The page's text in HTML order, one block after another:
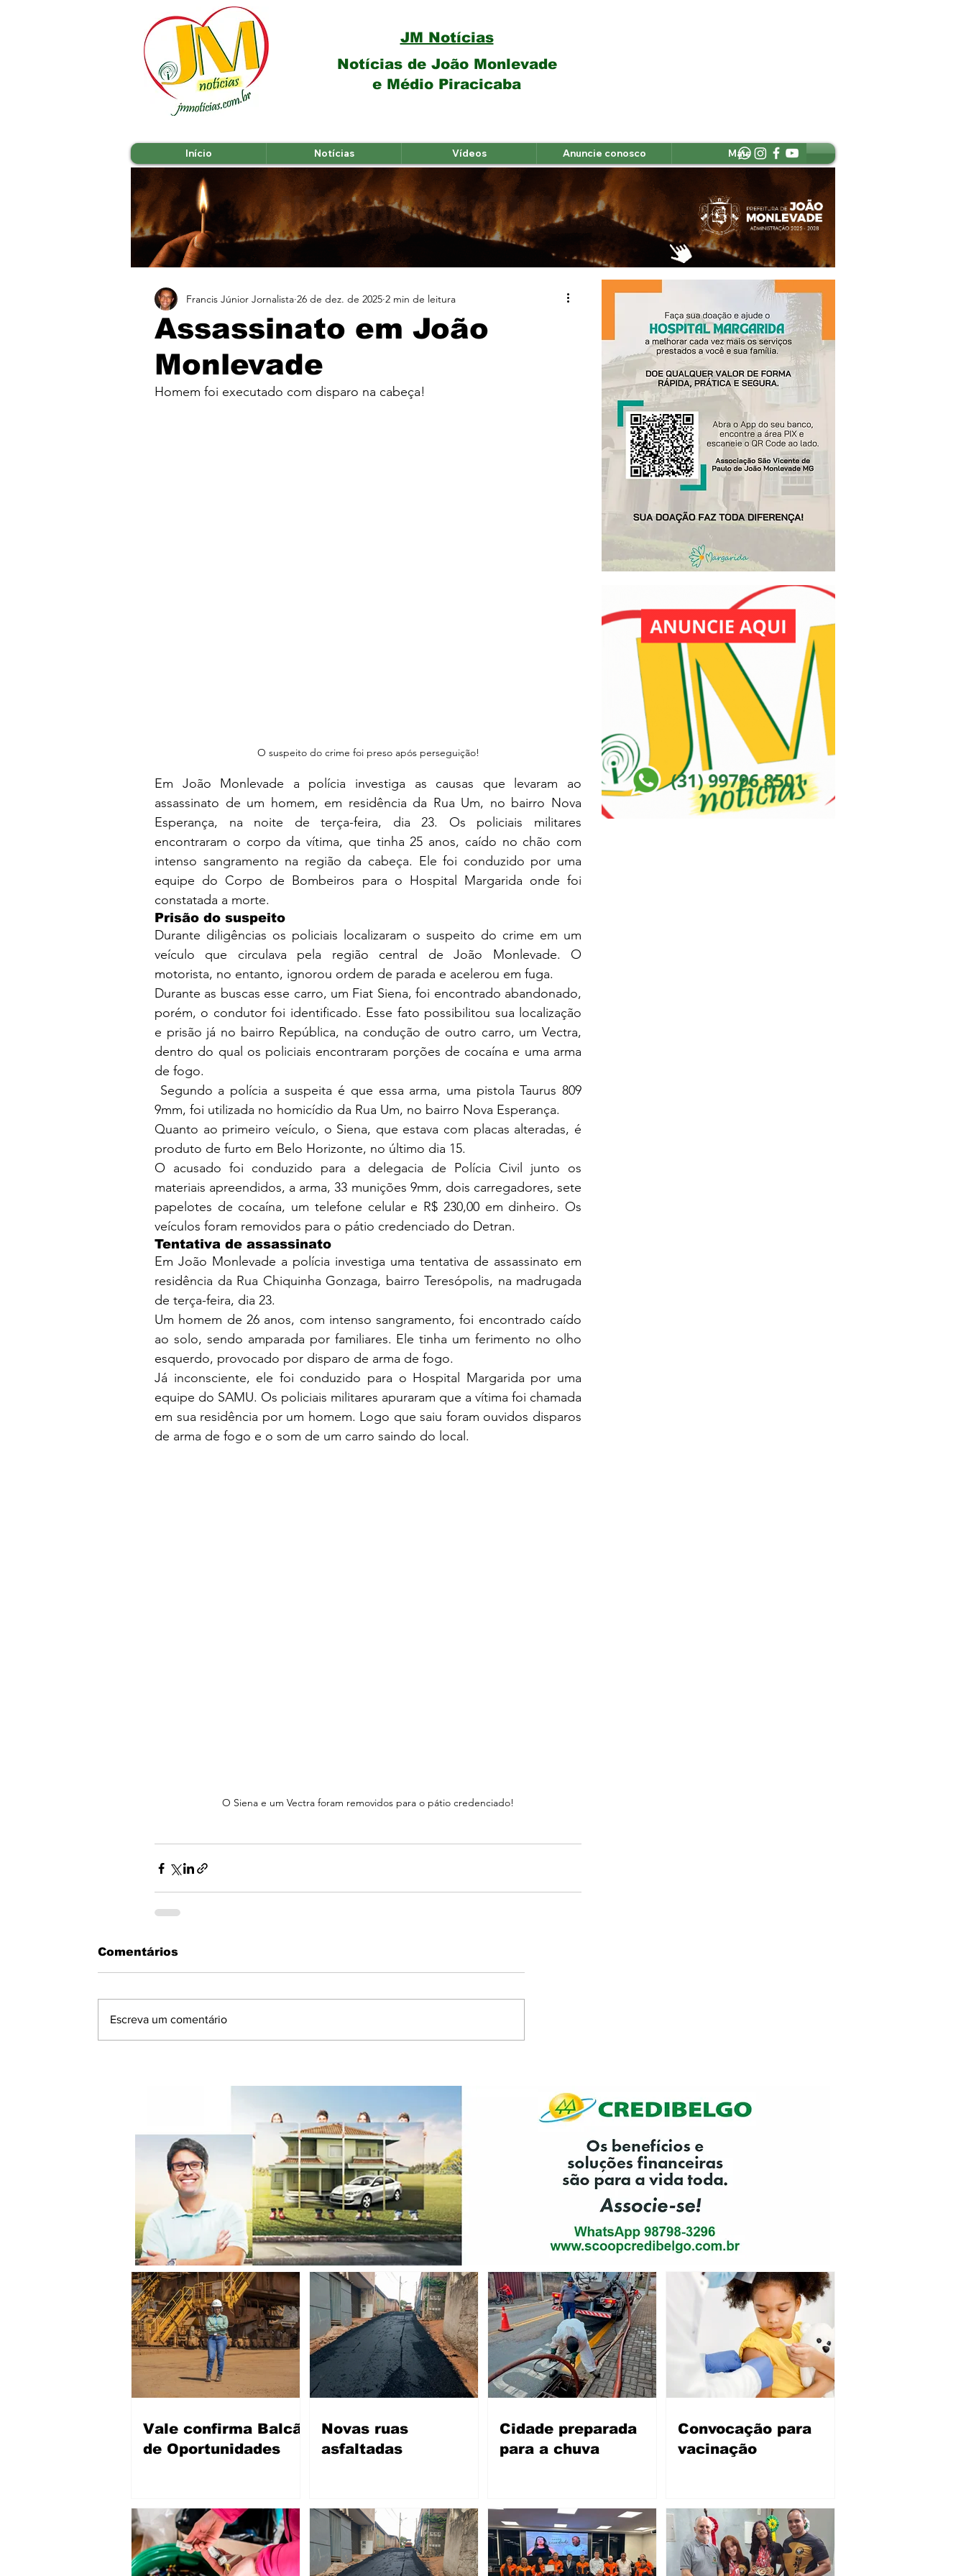
Notícias de João Monlevade
e Médio Piracicaba
JM Notícias
Início Notícias Vídeos Anuncie conosco Mais
Assassinato em João
Monlevade
Francis Júnior Jornalista 26 de dez. de 2025 2 min de leitura
Homem foi executado com disparo na cabeça!
O suspeito do crime foi preso após perseguição!
Em João Monlevade a polícia investiga as causas que levaram ao
assassinato de um homem, em residência da Rua Um, no bairro Nova
Esperança, na noite de terça-feira, dia 23. Os policiais militares
encontraram o corpo da vítima, que tinha 25 anos, caído no chão com
intenso sangramento na região da cabeça. Ele foi conduzido por uma
equipe do Corpo de Bombeiros para o Hospital Margarida onde foi
constatada a morte.
Prisão do suspeito
Durante diligências os policiais localizaram o suspeito do crime em um
veículo que circulava pela região central de João Monlevade. O
motorista, no entanto, ignorou ordem de parada e acelerou em fuga.
Durante as buscas esse carro, um Fiat Siena, foi encontrado abandonado,
porém, o condutor foi identificado. Esse fato possibilitou sua localização
e prisão já no bairro República, na condução de outro carro, um Vectra,
dentro do qual os policiais encontraram porções de cocaína e uma arma
de fogo.
Segundo a polícia a suspeita é que essa arma, uma pistola Taurus 809
9mm, foi utilizada no homicídio da Rua Um, no bairro Nova Esperança.
Quanto ao primeiro veículo, o Siena, que estava com placas alteradas, é
produto de furto em Belo Horizonte, no último dia 15.
O acusado foi conduzido para a delegacia de Polícia Civil junto os
materiais apreendidos, a arma, 33 munições 9mm, dois carregadores, sete
papelotes de cocaína, um telefone celular e R$ 230,00 em dinheiro. Os
veículos foram removidos para o pátio credenciado do Detran.
Tentativa de assassinato
Em João Monlevade a polícia investiga uma tentativa de assassinato em
residência da Rua Chiquinha Gonzaga, bairro Teresópolis, na madrugada
de terça-feira, dia 23.
Um homem de 26 anos, com intenso sangramento, foi encontrado caído
ao solo, sendo amparada por familiares. Ele tinha um ferimento no olho
esquerdo, provocado por disparo de arma de fogo.
Já inconsciente, ele foi conduzido para o Hospital Margarida por uma
equipe do SAMU. Os policiais militares apuraram que a vítima foi chamada
em sua residência por um homem. Logo que saiu foram ouvidos disparos
de arma de fogo e o som de um carro saindo do local.
O Siena e um Vectra foram removidos para o pátio credenciado!
Comentários
Escreva um comentário
Vale confirma Balcão
de Oportunidades
Novas ruas
asfaltadas
Cidade preparada
para a chuva
Convocação para
vacinação